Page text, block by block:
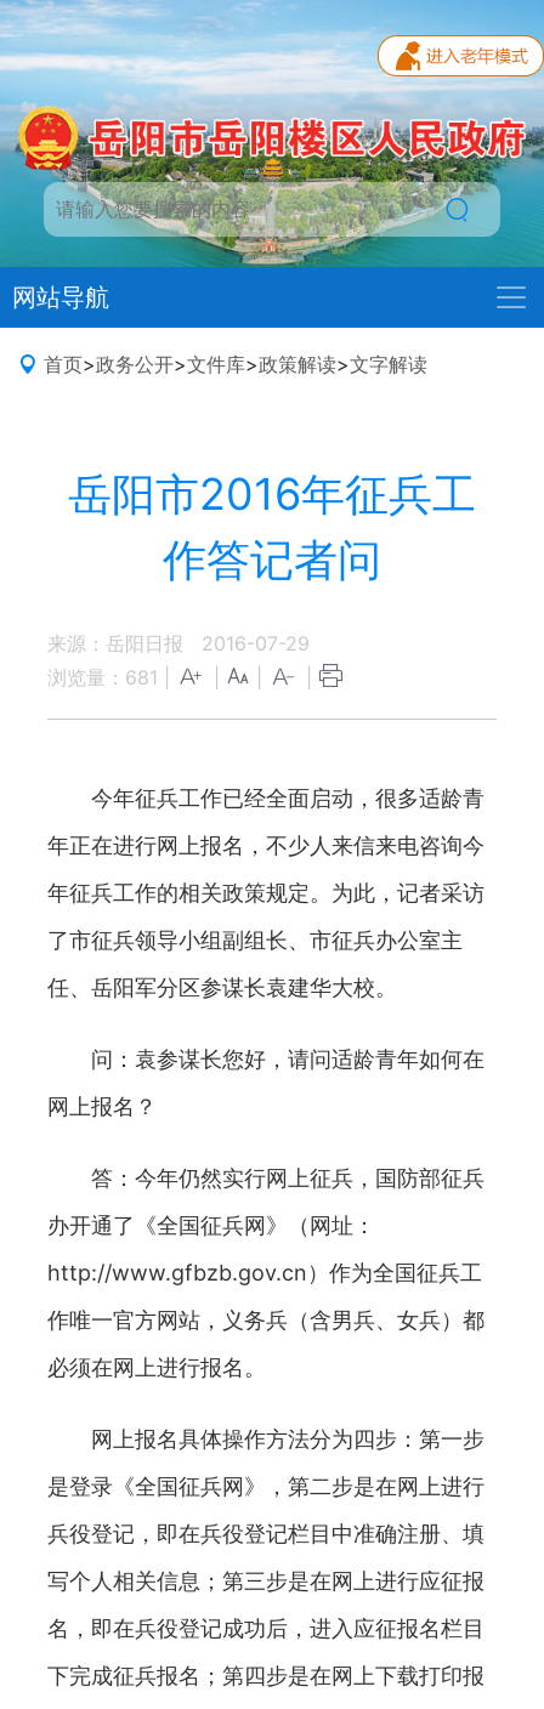
网站导航
首页>政务公开>文件库>政策解读>文字解读
岳阳市2016年征兵工
作答记者问
来源：岳阳日报
2016-07-29
浏览量： 681
今年征兵工作已经全面启动，很多适龄青
年正在进行网上报名，不少人来信来电咨询今
年征兵工作的相关政策规定。为此，记者采访
了市征兵领导小组副组长、市征兵办公室主
任、岳阳军分区参谋长袁建华大校。
问：袁参谋长您好，请问适龄青年如何在
网上报名？
答：今年仍然实行网上征兵，国防部征兵
办开通了《全国征兵网》（网址：
http://www.gfbzb.gov.cn）作为全国征兵工
作唯一官方网站，义务兵（含男兵、女兵）都
必须在网上进行报名。
网上报名具体操作方法分为四步：第一步
是登录《全国征兵网》，第二步是在网上进行
兵役登记，即在兵役登记栏目中准确注册、填
写个人相关信息；第三步是在网上进行应征报
名，即在兵役登记成功后，进入应征报名栏目
下完成征兵报名；第四步是在网上下载打印报